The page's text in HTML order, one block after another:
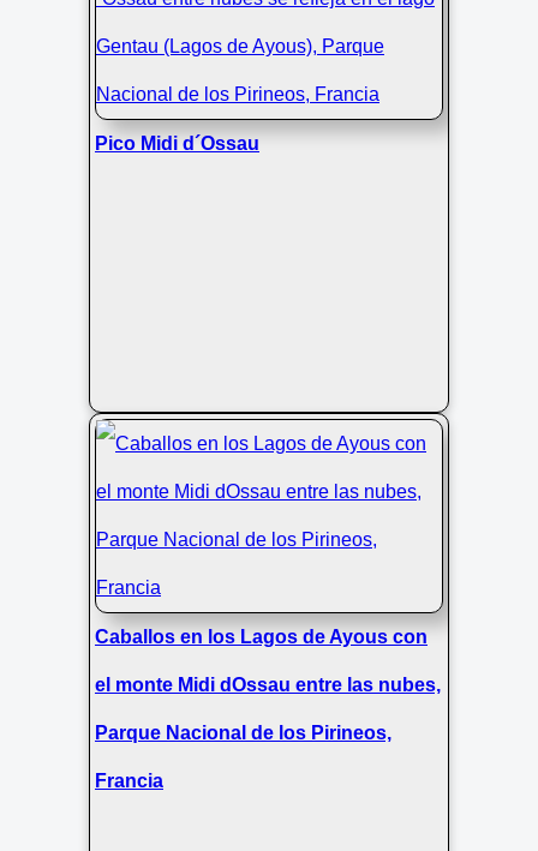
Pico Midi d´Ossau
Caballos en los Lagos de Ayous con
el monte Midi dOssau entre las nubes,
Parque Nacional de los Pirineos,
Francia